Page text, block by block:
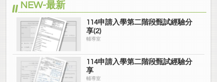
NEW-最新
114申請入學第二階段甄試經驗分
享(2)
輔導室
114申請入學第二階段甄試經驗分
享
輔導室